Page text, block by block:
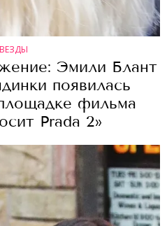
Эмили Блант
появилась
фильма
Prada 2»